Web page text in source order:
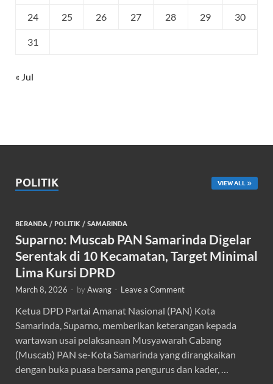
24 25 26 27 28 29 30
31
« Jul
POLITIK VIEW ALL
BERANDA / POLITIK / SAMARINDA
Suparno: Muscab PAN Samarinda Digelar
Serentak di 10 Kecamatan, Target Minimal
Lima Kursi DPRD
March 8, 2026 - byAwang - Leave a Comment
Ketua DPD Partai Amanat Nasional (PAN) Kota
Samarinda, Suparno, memberikan keterangan kepada
wartawan usai pelaksanaan Musyawarah Cabang
(Muscab) PAN se-Kota Samarinda yang dirangkaikan
dengan buka puasa bersama pengurus dan kader, …